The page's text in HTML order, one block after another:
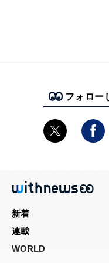
フォロー
新着
連載
WORLD